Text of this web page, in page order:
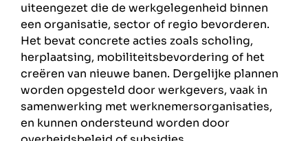
uiteengezet die de werkgelegenheid binnen
een organisatie, sector of regio bevorderen.
Het bevat concrete acties zoals scholing,
herplaatsing, mobiliteitsbevordering of het
creëren van nieuwe banen. Dergelijke plannen
worden opgesteld door werkgevers, vaak in
samenwerking met werknemersorganisaties,
en kunnen ondersteund worden door